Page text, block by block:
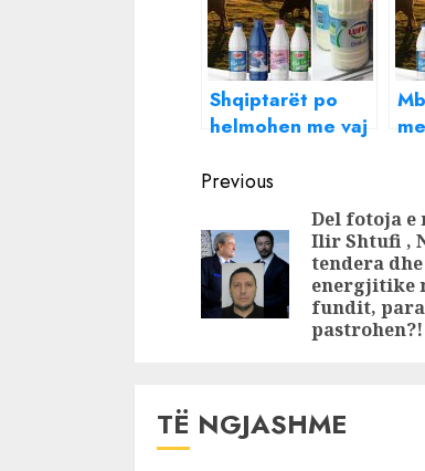
Shqiptarët po
helmohen me vaj
qumësht pluhur,
falimentojnë, pse
AKU nuk heton
kompanitë Lufra,
Erzeni,
Gjirofarm, Mireli,
Continue
Reading
Previous
Del fotoja
Ilir Shtufi ,
tendera
energjitike
fundit,
pastrohen?!
TË NGJASHME